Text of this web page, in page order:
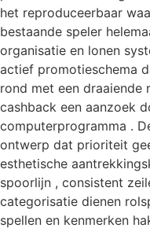
het reproduceerbaar
bestaande speler
organisatie en lonen
actief promotieschema
rond met een draaiende
cashback een aanzoek
computerprogramma .
ontwerp dat prioriteit
esthetische
spoorlijn , consistent
categorisatie dienen
spellen en kenmerken